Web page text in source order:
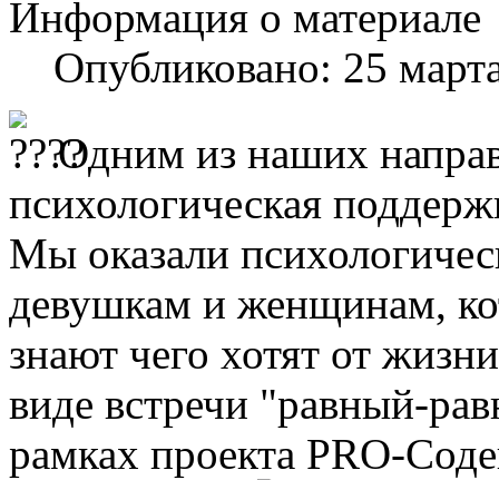
Информация о материале
Опубликовано: 25
Одним из наших
психологическая
Мы оказали
девушкам и женщинам,
знают чего хотят от
виде встречи "равный-
рамках проекта PRO-